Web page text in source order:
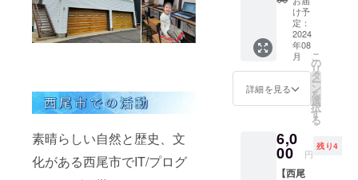
素晴らしい自然と歴史、文
化がある西尾市でIT/プログ
りしま
を体感
してみ
てくだ
さい^^
＜モデ
例＞ ・
人（子
で） ・
植物 ・
モノ ・
講座で
す。 パ
ソコン
の操作
が初め
てでも
優しく
ので大
丈夫！
ル・レ
に参加
できる
権】 e
スポー
ツの競
技にも
なって
いるタ
礎から
学べる
特別講
座で
け予
定：
2024
年08
月
詳細を見る
こ
の
リ
タ
ー
ン
を
選
択
す
る
6,0
00 円
残り4
【西尾